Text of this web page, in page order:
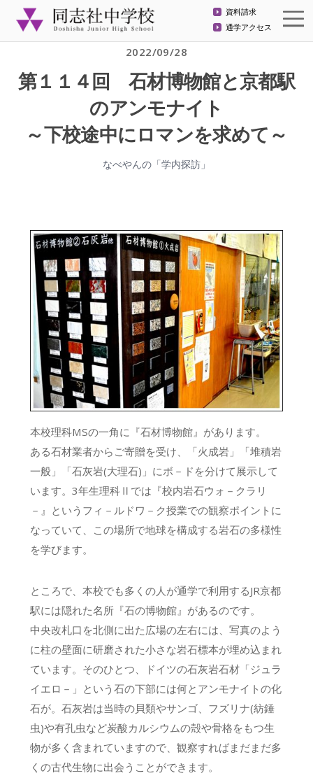
資料請求
通学アクセス
2022/09/28
第１１４回 石材博物館と京都駅
のアンモナイト
～下校途中にロマンを求めて～
なべやんの「学内探訪」
本校理科MSの一角に『石材博物館』があります。
ある石材業者からご寄贈を受け、「火成岩」「堆積岩
一般」「石灰岩(大理石)」にボ－ドを分けて展示して
います。3年生理科Ⅱでは『校内岩石ウォ－クラリ
－』というフィ－ルドワ－ク授業での観察ポイントに
なっていて、この場所で地球を構成する岩石の多様性
を学びます。
ところで、本校でも多くの人が通学で利用するJR京都
駅には隠れた名所『石の博物館』があるのです。
中央改札口を北側に出た広場の左右には、写真のよう
に柱の壁面に研磨された小さな岩石標本が埋め込まれ
ています。そのひとつ、ドイツの石灰岩石材「ジュラ
イエロ－」という石の下部には何とアンモナイトの化
石が。石灰岩は当時の貝類やサンゴ、フズリナ(紡錘
虫)や有孔虫など炭酸カルシウムの殻や骨格をもつ生
物が多く含まれていますので、観察すればまだまだ多
くの古代生物に出会うことができます。